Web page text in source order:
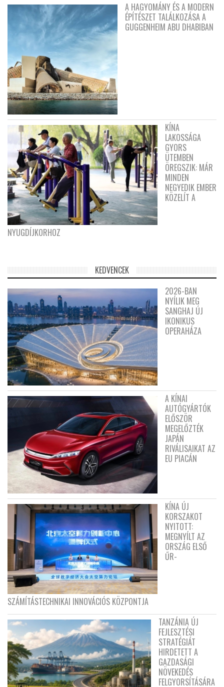
A HAGYOMÁNY ÉS A MODERN
ÉPÍTÉSZET TALÁLKOZÁSA A
GUGGENHEIM ABU DHABIBAN
KÍNA
LAKOSSÁGA
GYORS
ÜTEMBEN
ÖREGSZIK: MÁR
MINDEN
NEGYEDIK EMBER
KÖZELÍT A
NYUGDÍJKORHOZ
KEDVENCEK
2026-BAN
NYÍLIK MEG
SANGHAJ ÚJ
IKONIKUS
OPERAHÁZA
A KÍNAI
AUTÓGYÁRTÓK
ELŐSZÖR
MEGELŐZTÉK
JAPÁN
RIVÁLISAIKAT AZ
EU PIACÁN
KÍNA ÚJ
KORSZAKOT
NYITOTT:
MEGNYÍLT AZ
ORSZÁG ELSŐ
ŰR-
SZÁMÍTÁSTECHNIKAI INNOVÁCIÓS KÖZPONTJA
TANZÁNIA ÚJ
FEJLESZTÉSI
STRATÉGIÁT
HIRDETETT A
GAZDASÁGI
NÖVEKEDÉS
FELGYORSÍTÁSÁRA